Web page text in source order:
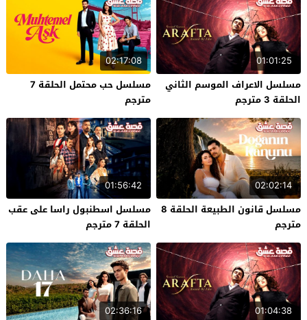
01:01:25
مسلسل الاعراف الموسم الثاني
الحلقة 3 مترجم
02:17:08
مسلسل حب محتمل الحلقة 7
مترجم
02:02:14
مسلسل قانون الطبيعة الحلقة 8
مترجم
01:56:42
مسلسل اسطنبول راسا على عقب
الحلقة 7 مترجم
01:04:38
02:36:16